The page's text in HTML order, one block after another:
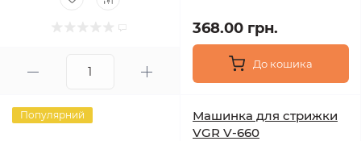
368.00 грн.
До кошика
Популярний
Машинка для стрижки
VGR V-660